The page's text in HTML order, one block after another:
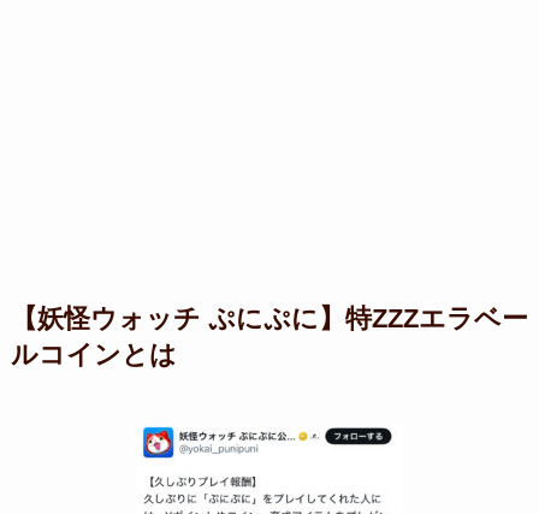
【妖怪ウォッチ ぷにぷに】 特ZZZエラベー
ルコインとは